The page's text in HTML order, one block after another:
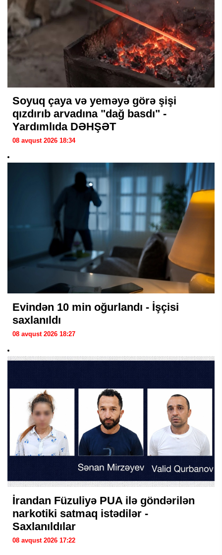
Soyuq çaya və yeməyə görə şişi
qızdırıb arvadına "dağ basdı" -
Yardımlıda DƏHŞƏT
08 avqust 2026 18:34
Evindən 10 min oğurlandı - İşçisi
saxlanıldı
08 avqust 2026 18:27
İrandan Füzuliyə PUA ilə göndərilən
narkotiki satmaq istədilər -
Saxlanıldılar
08 avqust 2026 17:22